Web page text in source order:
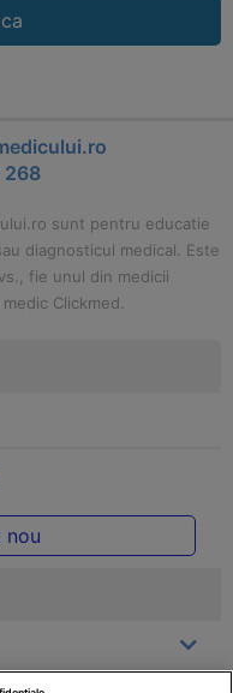
268
sunt pentru educatie
diagnosticul medical. Este
fie unul din medicii
Clickmed.
nou